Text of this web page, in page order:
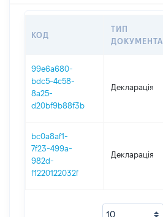
КОД
ТИП
ДОКУМЕНТА
99e6a680-
bdc5-4c58-
8a25-
d20bf9b88f3b
Декларація
bc0a8af1-
7f23-499a-
982d-
f1220122032f
Декларація